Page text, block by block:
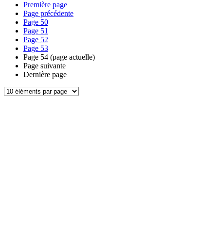
Première page
Page précédente
Page 50
Page 51
Page 52
Page 53
Page 54 (page actuelle)
Page suivante
Dernière page